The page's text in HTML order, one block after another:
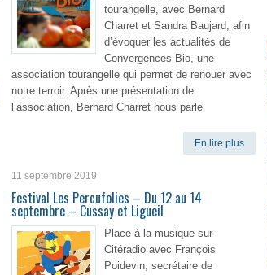
tourangelle, avec Bernard
Charret et Sandra Baujard, afin
d’évoquer les actualités de
Convergences Bio, une
association tourangelle qui permet de renouer avec
notre terroir. Après une présentation de
l’association, Bernard Charret nous parle
En lire plus
11 septembre 2019
Festival Les Percufolies – Du 12 au 14
septembre – Cussay et Ligueil
Place à la musique sur
Citéradio avec François
Poidevin, secrétaire de